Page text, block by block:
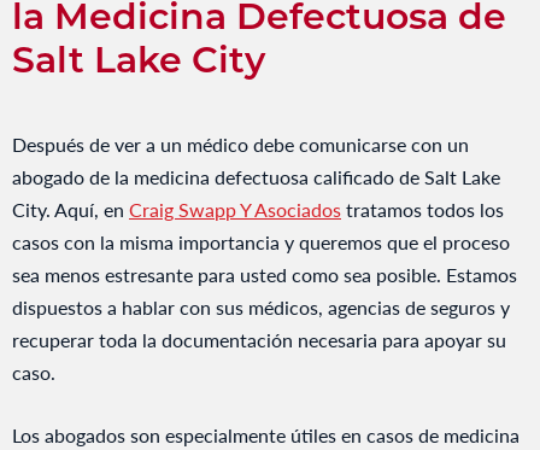
la Medicina Defectuosa de
Salt Lake City
Después de ver a un médico debe comunicarse con un
abogado de la medicina defectuosa calificado de Salt Lake
City. Aquí, en Craig Swapp Y Asociadostratamos todos los
casos con la misma importancia y queremos que el proceso
sea menos estresante para usted como sea posible. Estamos
dispuestos a hablar con sus médicos, agencias de seguros y
recuperar toda la documentación necesaria para apoyar su
caso.
Los abogados son especialmente útiles en casos de medicina